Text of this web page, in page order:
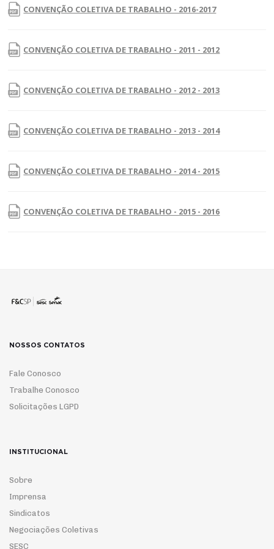
CONVENÇÃO COLETIVA DE TRABALHO - 2016-2017
CONVENÇÃO COLETIVA DE TRABALHO - 2011 - 2012
CONVENÇÃO COLETIVA DE TRABALHO - 2012 - 2013
CONVENÇÃO COLETIVA DE TRABALHO - 2013 - 2014
CONVENÇÃO COLETIVA DE TRABALHO - 2014 - 2015
CONVENÇÃO COLETIVA DE TRABALHO - 2015 - 2016
NOSSOS CONTATOS
Fale Conosco
Trabalhe Conosco
Solicitações LGPD
INSTITUCIONAL
Sobre
Imprensa
Sindicatos
Negociações Coletivas
SESC